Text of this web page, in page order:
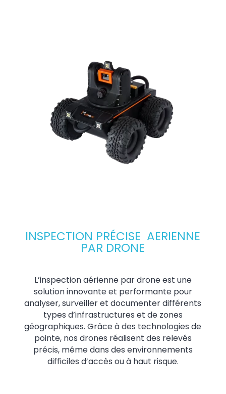
INSPECTION PRÉCISE AERIENNE
PAR DRONE
L’inspection aérienne par drone est une
solution innovante et performante pour
analyser, surveiller et documenter différents
types d’infrastructures et de zones
géographiques. Grâce à des technologies de
pointe, nos drones réalisent des relevés
précis, même dans des environnements
difficiles d’accès ou à haut risque.